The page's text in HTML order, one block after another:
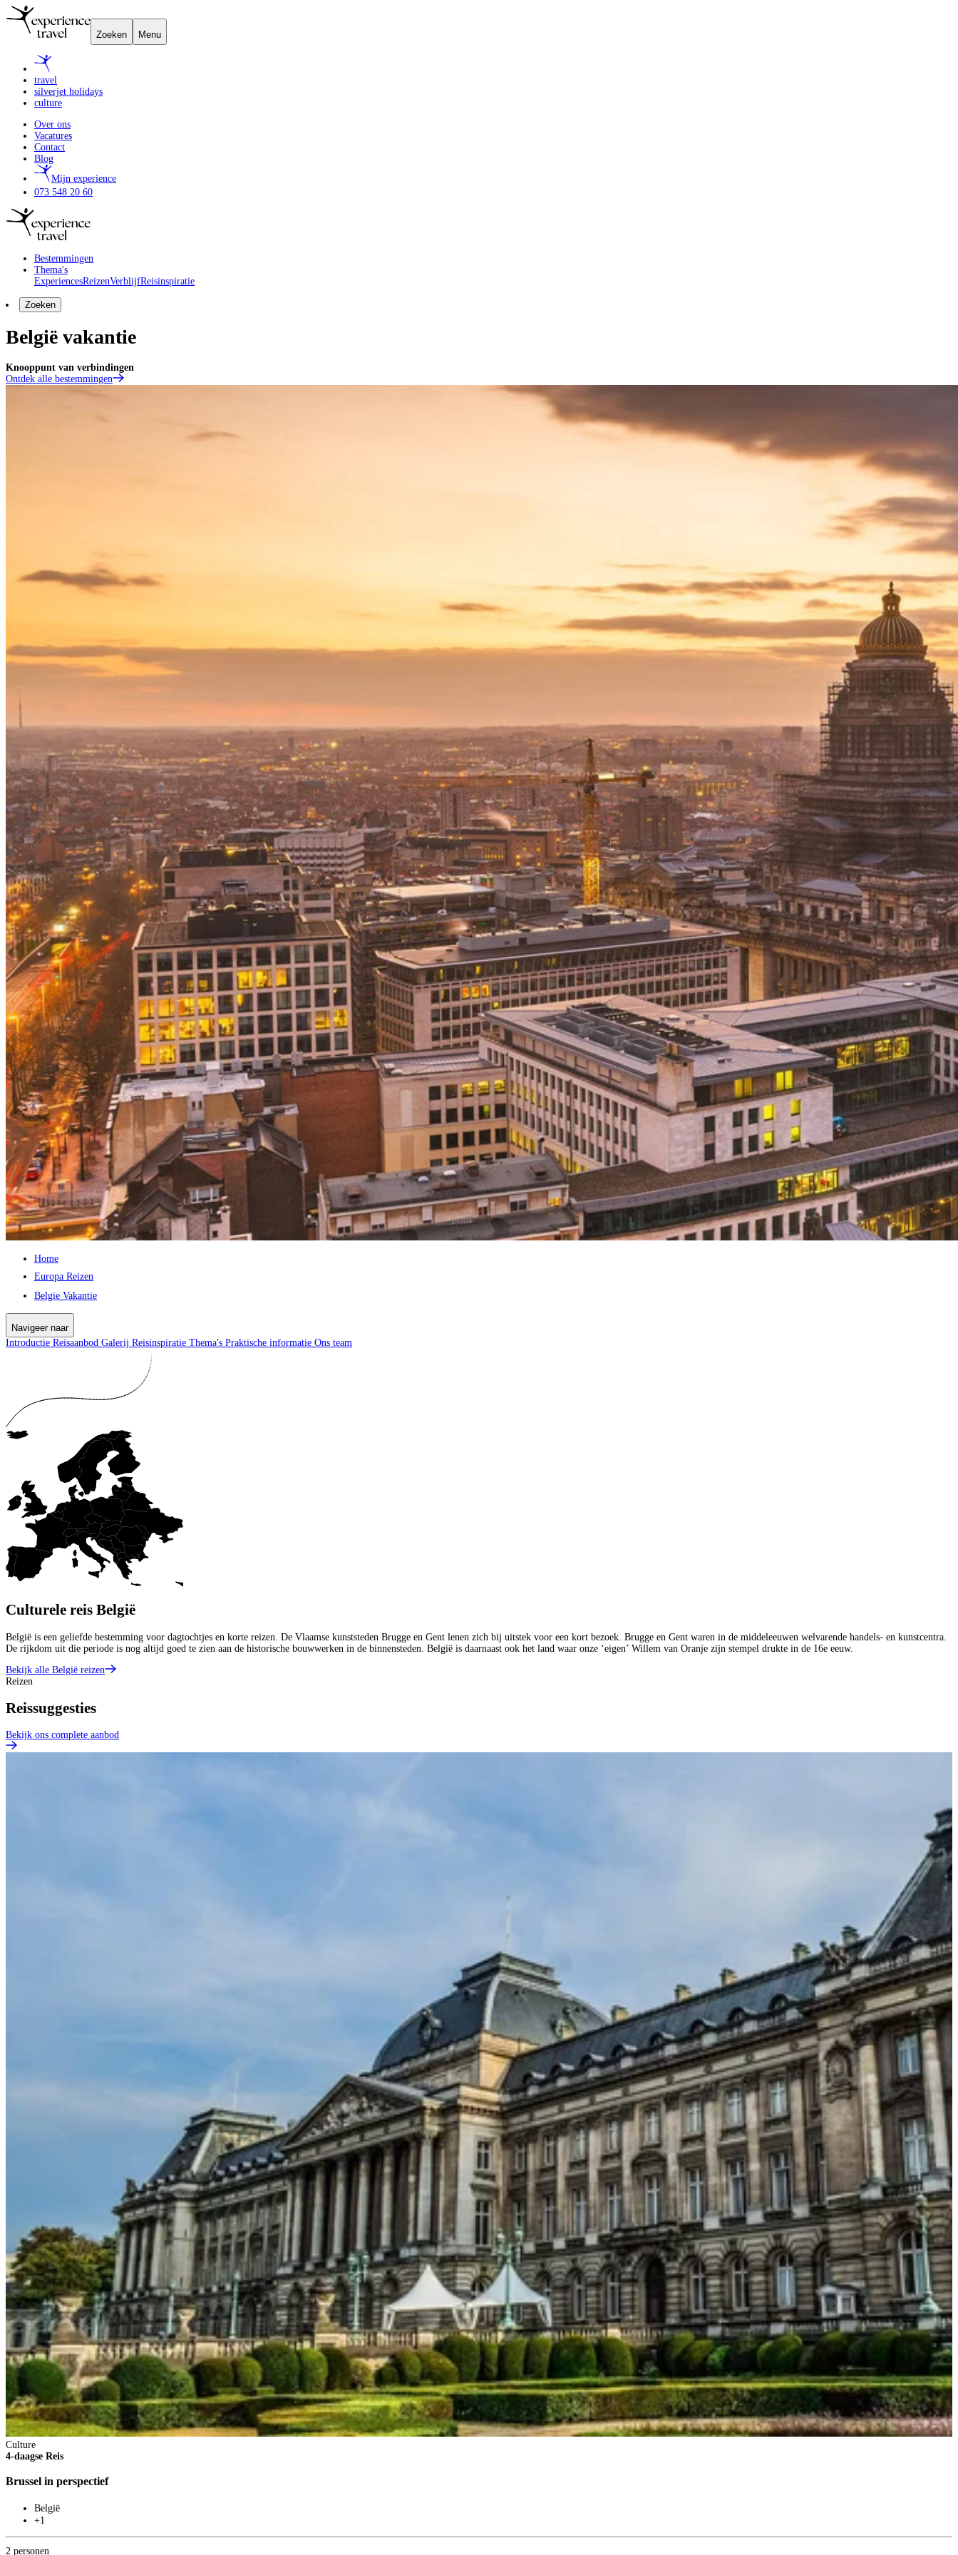
Zoeken Menu
travel
silverjet holidays
culture
Over ons
Vacatures
Contact
Blog
Mijn experience
073 548 20 60
Bestemmingen
Thema's
ExperiencesReizenVerblijfReisinspiratie
Zoeken
België vakantie
Knooppunt van verbindingen
Ontdek alle bestemmingen
Home
Europa Reizen
Belgie Vakantie
Navigeer naar
Introductie Reisaanbod Galerij Reisinspiratie Thema's Praktische informatie Ons team
Culturele reis België
België is een geliefde bestemming voor dagtochtjes en korte reizen. De Vlaamse kunststeden Brugge en Gent lenen zich bij uitstek voor een kort bezoek. Brugge en Gent waren in de middeleeuwen welvarende handels- en kunstcentra.
De rijkdom uit die periode is nog altijd goed te zien aan de historische bouwwerken in de binnensteden. België is daarnaast ook het land waar onze ‘eigen’ Willem van Oranje zijn stempel drukte in de 16e eeuw.
Bekijk alle België reizen
Reizen
Reissuggesties
Bekijk ons complete aanbod
Culture
4-daagse Reis
Brussel in perspectief
België
+1
2 personen